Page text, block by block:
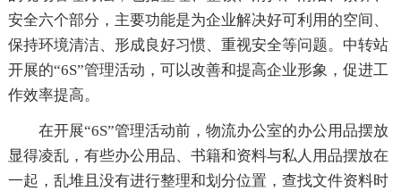
安全六个部分，主要功能是为企业解决好可利用的空间、
保持环境清洁、形成良好习惯、重视安全等问题。中转站
开展的“6S”管理活动，可以改善和提高企业形象，促进工
作效率提高。
在开展“6S”管理活动前，物流办公室的办公用品摆放
显得凌乱，有些办公用品、书籍和资料与私人用品摆放在
一起，乱堆且没有进行整理和划分位置，查找文件资料时